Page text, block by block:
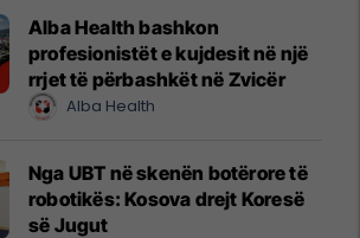
Alba Health bashkon
profesionistët e kujdesit në një
rrjet të përbashkët në Zvicër
Alba Health
Nga UBT në skenën botërore të
robotikës: Kosova drejt Koresë
së Jugut